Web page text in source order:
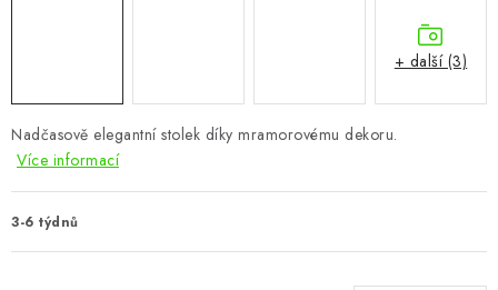
VÝPRODEJ
Vše o nákupu
Nadčasově elegantní stolek díky mramorovému dekoru.
Více informací
3-6 týdnů
+ další (3)